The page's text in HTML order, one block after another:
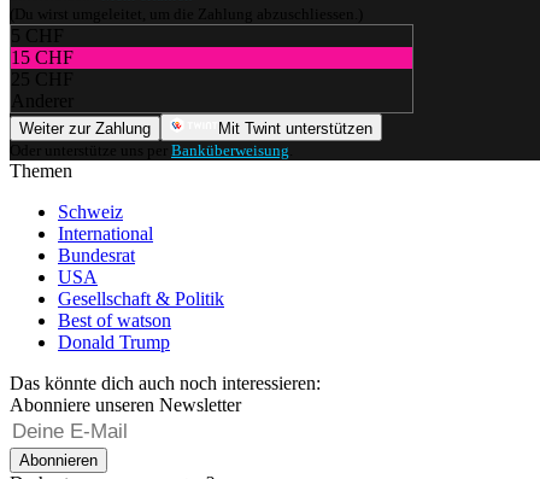
(Du wirst umgeleitet, um die Zahlung abzuschliessen.)
5 CHF
15 CHF
25 CHF
Anderer
Weiter zur Zahlung
Mit Twint unterstützen
Oder unterstütze uns per Banküberweisung
Themen
Schweiz
International
Bundesrat
USA
Gesellschaft & Politik
Best of watson
Donald Trump
Das könnte dich auch noch interessieren:
Abonniere unseren Newsletter
Abonnieren